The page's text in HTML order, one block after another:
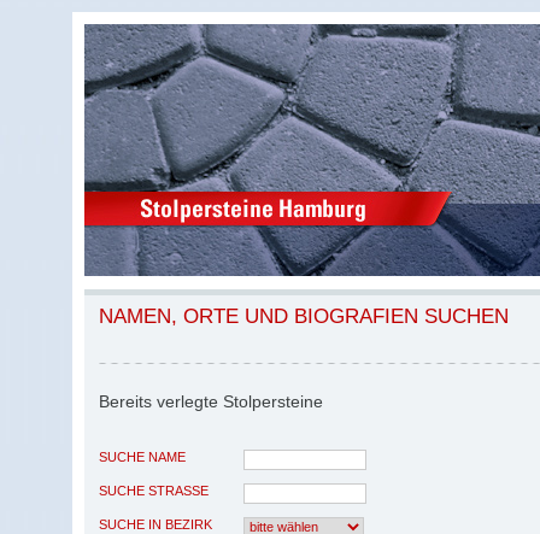
NAMEN, ORTE UND BIOGRAFIEN SUCHEN
Bereits verlegte Stolpersteine
SUCHE NAME
SUCHE STRASSE
SUCHE IN BEZIRK